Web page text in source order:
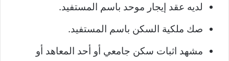
لديه عقد إيجار موحد باسم المستفيد.
صك ملكية السكن باسم المستفيد.
مشهد اثبات سكن جامعي أو أحد المعاهد أو